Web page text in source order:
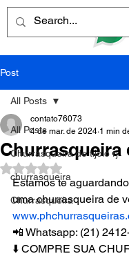
Post
All Posts
Churrasqueira de tijolo rj
churrasqueira
Churrasqueira
All Posts
Churrasqueira
contato76073
4 de mar. de 2024 1 min
Avaliado com NaN de
Estamos te
uma churrasqueira de
📲 Whatsapp: (21)
⬇️ COMPRE SUA